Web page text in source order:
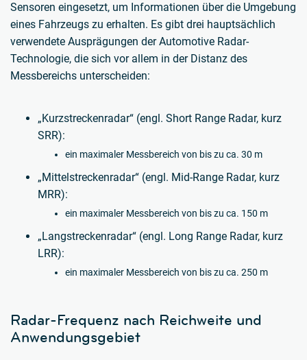
Sensoren eingesetzt, um Informationen über die Umgebung
eines Fahrzeugs zu erhalten. Es gibt drei hauptsächlich
verwendete Ausprägungen der Automotive Radar-
Technologie, die sich vor allem in der Distanz des
Messbereichs unterscheiden:
„Kurzstreckenradar“ (engl. Short Range Radar, kurz
SRR):
ein maximaler Messbereich von bis zu ca. 30 m
„Mittelstreckenradar“ (engl. Mid-Range Radar, kurz
MRR):
ein maximaler Messbereich von bis zu ca. 150 m
„Langstreckenradar“ (engl. Long Range Radar, kurz
LRR):
ein maximaler Messbereich von bis zu ca. 250 m
Radar-Frequenz nach Reichweite und
Anwendungsgebiet